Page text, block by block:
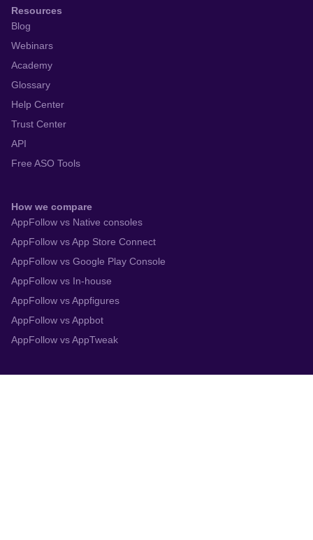
Resources
Blog
Webinars
Academy
Glossary
Help Center
Trust Center
API
Free ASO Tools
How we compare
AppFollow vs Native consoles
AppFollow vs App Store Connect
AppFollow vs Google Play Console
AppFollow vs In-house
AppFollow vs Appfigures
AppFollow vs Appbot
AppFollow vs AppTweak